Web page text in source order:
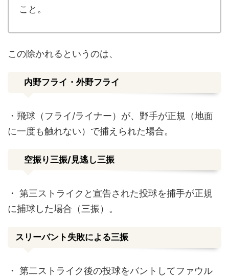
こと。
この除かれるというのは、
内野フライ・外野フライ
・飛球（フライ/ライナー）が、野手が正規（地面
に一度も触れない）で捕えられた場合。
空振り三振/見逃し三振
・ 第三ストライクと宣告された投球を捕手が正規
に捕球した場合（三振）。
スリーバント失敗による三振
・ 第二ストライク後の投球をバントしてファウル